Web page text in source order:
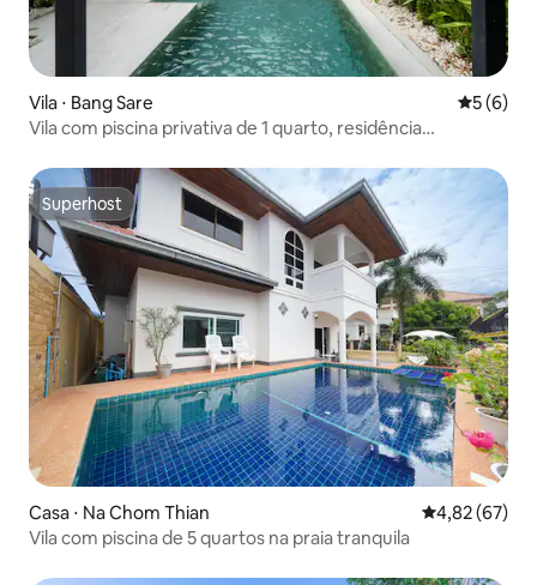
Vila ⋅ Bang Sare 5 de
5 (6)
Vila com piscina privativa de 1 quarto, residência
Superhost
Superhost
Casa ⋅ Na Chom Thian 4,82 de uma
4,82 (67)
Vila com piscina de 5 quartos na praia tranquila